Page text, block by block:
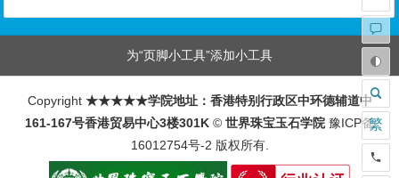
为“页脚小工具”添加小工具
Copyright ★★★★★学院地址：香港特别行政区中环德辅道中
161-167号香港贸易中心3楼301K © 世界珠宝玉石学院 豫ICP备
16012754号-2 版权所有.
繁